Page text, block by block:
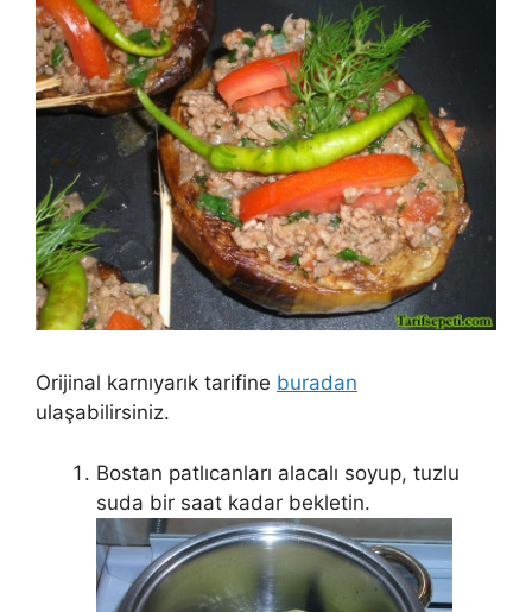
Orijinal karnıyarık tarifine buradan
ulaşabilirsiniz.
Bostan patlıcanları alacalı soyup, tuzlu
suda bir saat kadar bekletin.